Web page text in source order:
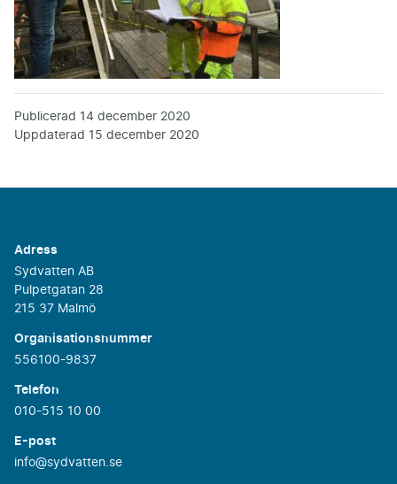
Publicerad 14 december 2020
Uppdaterad 15 december 2020
Adress
Sydvatten AB
Pulpetgatan 28
215 37 Malmö
Organisationsnummer
556100-9837
Telefon
010-515 10 00
E-post
info@sydvatten.se